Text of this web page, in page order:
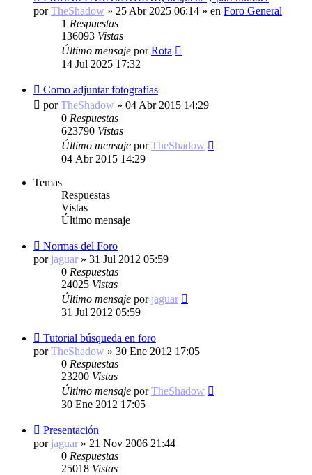
porTheShadow » 25 Abr 2025 06:14 » en Foro General
1 Respuestas
136093 Vistas
Último mensaje porRota
14 Jul 2025 17:32
Como adjuntar fotografias
porTheShadow » 04 Abr 2015 14:29
0 Respuestas
623790 Vistas
Último mensaje porTheShadow
04 Abr 2015 14:29
Temas
Respuestas
Vistas
Último mensaje
Normas del Foro
por jaguar » 31 Jul 2012 05:59
0 Respuestas
24025 Vistas
Último mensaje por jaguar
31 Jul 2012 05:59
Tutorial búsqueda en foro
porTheShadow » 30 Ene 2012 17:05
0 Respuestas
23200 Vistas
Último mensaje porTheShadow
30 Ene 2012 17:05
Presentación
por jaguar » 21 Nov 2006 21:44
0 Respuestas
25018 Vistas